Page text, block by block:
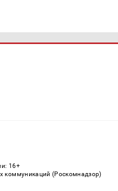
16+
коммуникаций (Роскомнадзор)